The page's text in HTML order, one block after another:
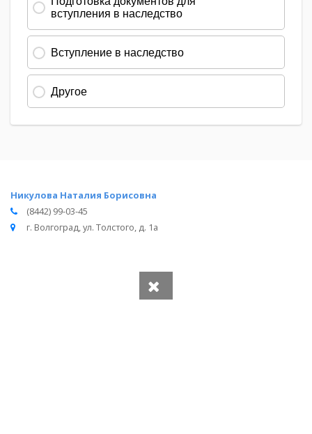
Никулова Наталия Борисовна
(8442) 99-03-45
г. Волгоград, ул. Толстого, д. 1а